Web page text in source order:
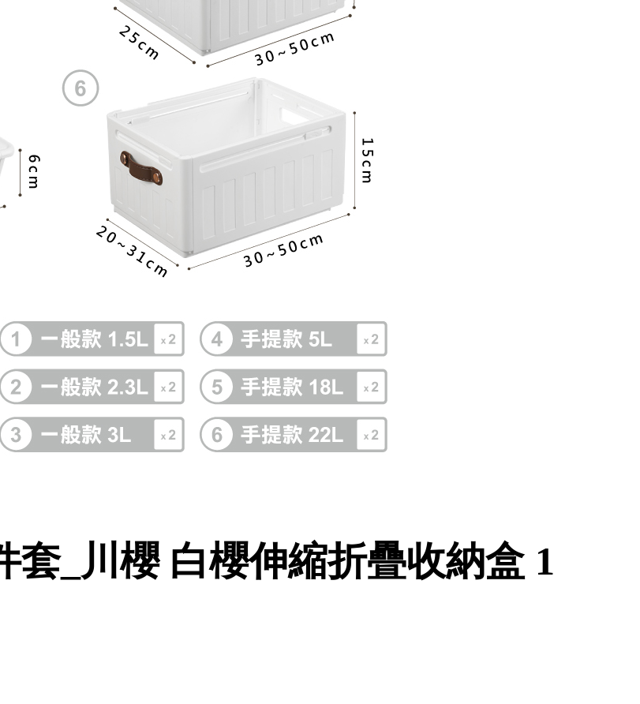
套_川櫻 白櫻伸縮折疊收納盒 1